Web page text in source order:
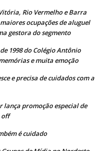
Rio Vermelho e Barra
ocupações de aluguel
gestora do segmento
1998 do Colégio Antônio
e muita emoção
e precisa de cuidados com a
lança promoção especial de
off
é cuidado